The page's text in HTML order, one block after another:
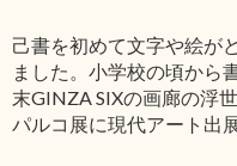
己書を初めて文字や絵が
ました。小学校の頃から
末GINZA SIXの画廊の浮
パルコ展に現代アート出展